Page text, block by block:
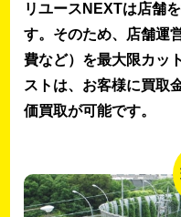
リユースNEXTは店舗
す。そのため、店舗運
費など）を最大限カッ
ストは、お客様に買取
価買取が可能です。